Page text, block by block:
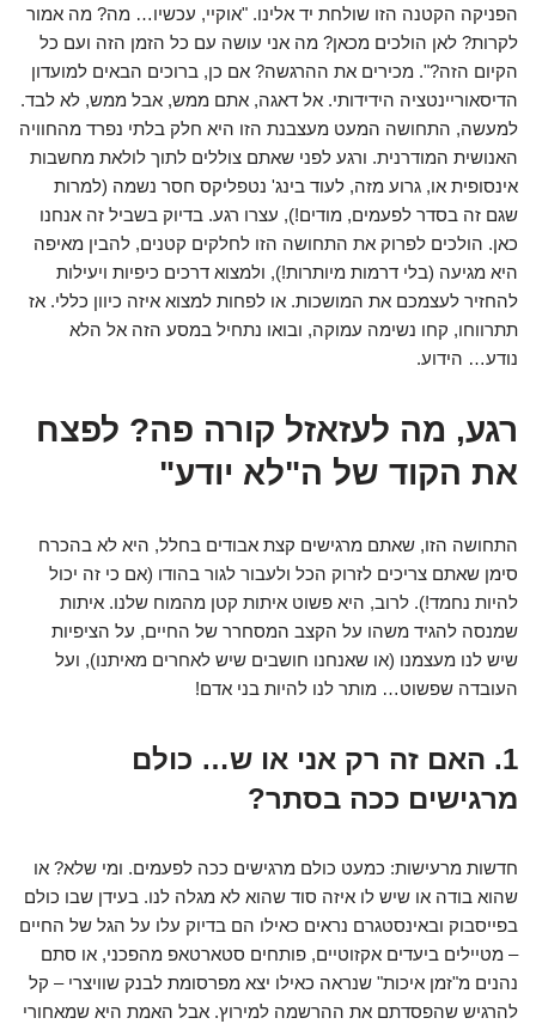
הפניקה הקטנה הזו שולחת יד אלינו. "אוקיי, עכשיו… מה? מה אמור
לקרות? לאן הולכים מכאן? מה אני עושה עם כל הזמן הזה ועם כל
הקיום הזה?". מכירים את ההרגשה? אם כן, ברוכים הבאים למועדון
הדיסאוריינטציה הידידותי. אל דאגה, אתם ממש, אבל ממש, לא לבד.
למעשה, התחושה המעט מעצבנת הזו היא חלק בלתי נפרד מהחוויה
האנושית המודרנית. ורגע לפני שאתם צוללים לתוך לולאת מחשבות
אינסופית או, גרוע מזה, לעוד בינג' נטפליקס חסר נשמה (למרות
שגם זה בסדר לפעמים, מודים!), עצרו רגע. בדיוק בשביל זה אנחנו
כאן. הולכים לפרוק את התחושה הזו לחלקים קטנים, להבין מאיפה
היא מגיעה (בלי דרמות מיותרות!), ולמצוא דרכים כיפיות ויעילות
להחזיר לעצמכם את המושכות. או לפחות למצוא איזה כיוון כללי. אז
תתרווחו, קחו נשימה עמוקה, ובואו נתחיל במסע הזה אל הלא
נודע… הידוע.
רגע, מה לעזאזל קורה פה? לפצח
את הקוד של ה"לא יודע"
התחושה הזו, שאתם מרגישים קצת אבודים בחלל, היא לא בהכרח
סימן שאתם צריכים לזרוק הכל ולעבור לגור בהודו (אם כי זה יכול
להיות נחמד!). לרוב, היא פשוט איתות קטן מהמוח שלנו. איתות
שמנסה להגיד משהו על הקצב המסחרר של החיים, על הציפיות
שיש לנו מעצמנו (או שאנחנו חושבים שיש לאחרים מאיתנו), ועל
העובדה שפשוט… מותר לנו להיות בני אדם!
1. האם זה רק אני או ש… כולם
מרגישים ככה בסתר?
חדשות מרעישות: כמעט כולם מרגישים ככה לפעמים. ומי שלא? או
שהוא בודה או שיש לו איזה סוד שהוא לא מגלה לנו. בעידן שבו כולם
בפייסבוק ובאינסטגרם נראים כאילו הם בדיוק עלו על הגל של החיים
– מטיילים ביעדים אקזוטיים, פותחים סטארטאפ מהפכני, או סתם
נהנים מ"זמן איכות" שנראה כאילו יצא מפרסומת לבנק שוויצרי – קל
להרגיש שהפסדתם את ההרשמה למירוץ. אבל האמת היא שמאחורי